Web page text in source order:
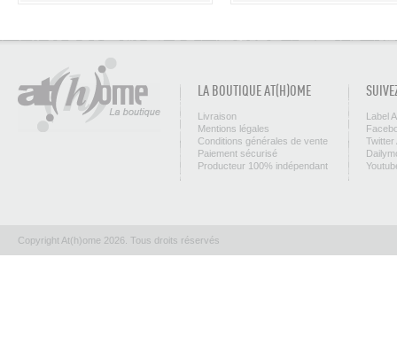
LA BOUTIQUE AT(H)OME
Livraison
Mentions légales
Conditions générales de vente
Paiement sécurisé
Producteur 100% indépendant
Label
Twitter
Copyright At(h)ome 2026. Tous droits réservés